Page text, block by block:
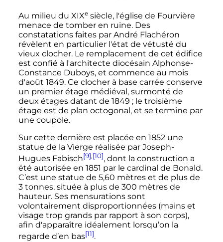
Au milieu du XIXe siècle, l'église de Fourvière
menace de tomber en ruine. Des
constatations faites par André Flachéron
révèlent en particulier l'état de vétusté du
vieux clocher. Le remplacement de cet édifice
est confié à l'architecte diocésain Alphonse-
Constance Duboys, et commence au mois
d'août 1849. Ce clocher à base carrée conserve
un premier étage médiéval, surmonté de
deux étages datant de 1849 ; le troisième
étage est de plan octogonal, et se termine par
une coupole.
Sur cette dernière est placée en 1852 une
statue de la Vierge réalisée par Joseph-
Hugues Fabisch[9],[10], dont la construction a
été autorisée en 1851 par le cardinal de Bonald.
C’est une statue de 5,60 mètres et de plus de
3 tonnes, située à plus de 300 mètres de
hauteur. Ses mensurations sont
volontairement disproportionnées (mains et
visage trop grands par rapport à son corps),
afin d'apparaître idéalement lorsqu’on la
regarde d’en bas[11].